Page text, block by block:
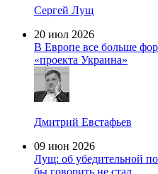
Сергей Лущ
20 июл 2026
В Европе все больше
«проекта Украина»
Дмитрий Евстафьев
09 июн 2026
Лущ: об убедительной
бы говорить не стал